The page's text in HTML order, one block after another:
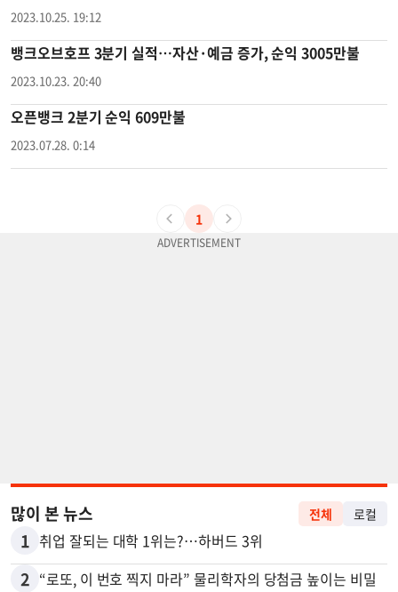
2023.10.25. 19:12
뱅크오브호프 3분기 실적…자산·예금 증가, 순익 3005만불
2023.10.23. 20:40
오픈뱅크 2분기 순익 609만불
2023.07.28. 0:14
1
많이 본 뉴스 전체 로컬
1 취업 잘되는 대학 1위는?…하버드 3위
2 “로또, 이 번호 찍지 마라” 물리학자의 당첨금 높이는 비밀